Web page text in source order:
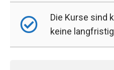
Die Kurse sind
keine